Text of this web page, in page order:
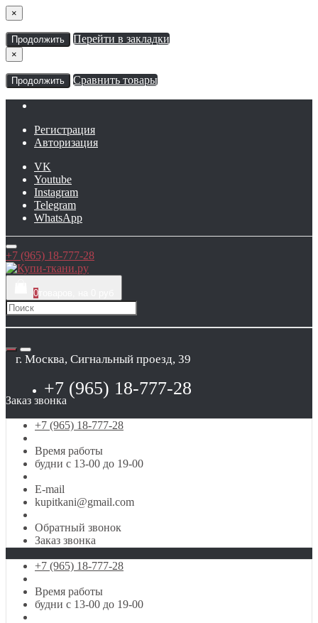
×
Продолжить Перейти в закладки
×
Продолжить Сравнить товары
Регистрация
Авторизация
VK
Youtube
Instagram
Telegram
WhatsApp
+7 (965) 18-777-28
0
г. Москва, Сигнальный проезд, 39
+7 (965) 18-777-28
Заказ звонка
+7 (965) 18-777-28
Время работы
будни с 13-00 до 19-00
E-mail
kupitkani@gmail.com
Обратный звонок
Заказ звонка
+7 (965) 18-777-28
Время работы
будни с 13-00 до 19-00